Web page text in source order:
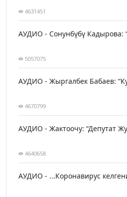
4631451
АУДИО - Сонунбүбү Кадырова:
5057075
АУДИО - Жыргалбек Бабаев:
4670799
АУДИО - Жактоочу: “Депутат
4640658
АУДИО - ...Коронавирус